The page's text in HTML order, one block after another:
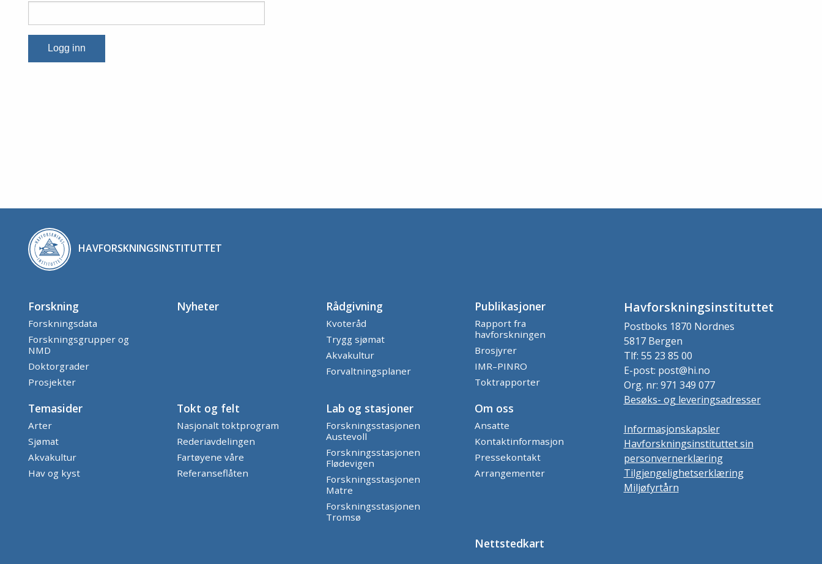
Logg inn
HAVFORSKNINGSINSTITUTTET
Forskning
Forskningsdata
Forskningsgrupper og
NMD
Doktorgrader
Prosjekter
Nyheter Rådgivning
Kvoteråd
Trygg sjømat
Akvakultur
Forvaltningsplaner
Publikasjoner
Rapport fra
havforskningen
Brosjyrer
IMR–PINRO
Toktrapporter
Temasider
Arter
Sjømat
Akvakultur
Hav og kyst
Tokt og felt
Nasjonalt toktprogram
Rederiavdelingen
Fartøyene våre
Referanseflåten
Lab og stasjoner
Forskningsstasjonen
Austevoll
Forskningsstasjonen
Flødevigen
Forskningsstasjonen
Matre
Forskningsstasjonen
Tromsø
Om oss
Ansatte
Kontaktinformasjon
Pressekontakt
Arrangementer
Nettstedkart
Havforskningsinstituttet
Postboks 1870 Nordnes
5817 Bergen
Tlf: 55 23 85 00
E-post: post@hi.no
Org. nr: 971 349 077
Besøks- og leveringsadresser
Informasjonskapsler
Havforskningsinstituttet sin
personvernerklæring
Tilgjengelighetserklæring
Miljøfyrtårn